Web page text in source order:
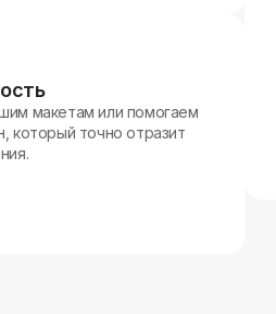
макетам или помогаем
который точно отразит